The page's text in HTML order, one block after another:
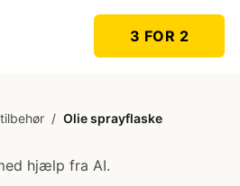
3 FOR 2
/ Olie sprayflaske
hjælp fra AI.